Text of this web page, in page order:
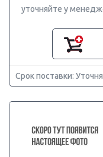
уточняйте у
Срок поставки: